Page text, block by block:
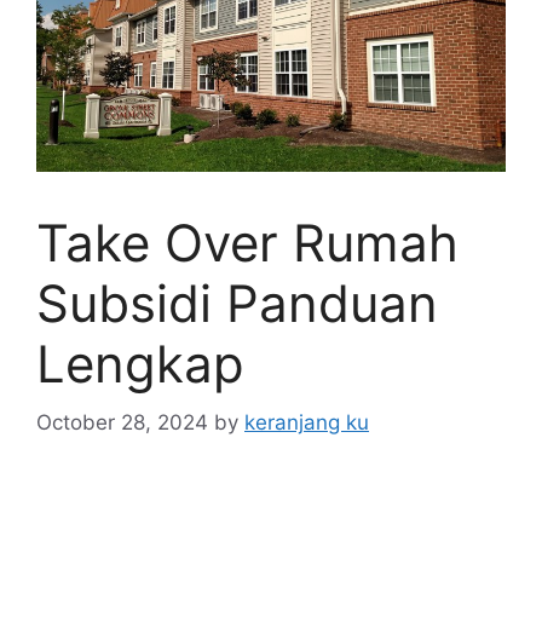
Take Over Rumah
Subsidi Panduan
Lengkap
October 28, 2024 by keranjang ku